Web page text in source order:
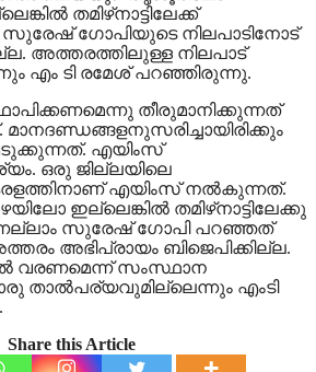
തമിഴ്‌നാട്ടിലേക്ക്
സുരേഷ് ഗോപിയുടെ നിലപാടിനോട്
അത്തരത്തിലുള്ള നിലപാട്
എം ടി രമേശ് പറഞ്ഞിരുന്നു.
തീരുമാനിക്കുന്നത്
എയിംസ്
ഒരു ജില്ലയിലെ
എയിംസ് നല്‍കുന്നത്.
ഇല്ലെങ്കില്‍ തമിഴ്‌നാട്ടിലേക്കു
സുരേഷ് ഗോപി പറഞ്ഞത്
അഭിപ്രായം ബിജെപിക്കില്ല.
വരണമെന്ന് സംസ്ഥാന
താല്‍പര്യവുമില്ലെന്നും എംടി
Share this Article